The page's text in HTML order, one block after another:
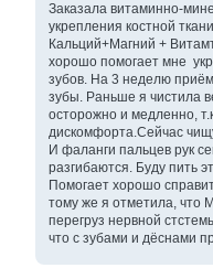
Заказала витаминно-
укрепления костной
Кальций+Магний +
хорошо помогает мне
зубов. На 3 неделю
зубы. Раньше я чистила
осторожно и медленно,
дискомфорта.Сейчас
И фаланги пальцев рук
разгибаются. Буду пить
Помогает хорошо
тому же я отметила, что
перегруз нервной
что с зубами и дёснами